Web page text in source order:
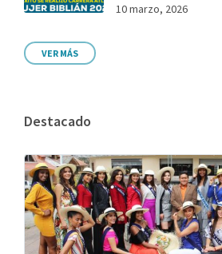
10 marzo, 2026
VER MÁS
Destacado